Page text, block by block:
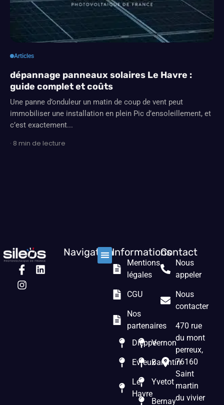
Articles
dépannage panneaux solaires Le Havre :
guide complet et coûts
Une panne d’onduleur un matin de coup de vent peut
immobiliser une installation en plein Pic d’ensoleillement, et
c’est exactement...
· 8 min de lecture
NavigationInformations
Mentions
légales
CGU
Nos
partenaires
Dieppe
Evreux
Le
Havre
Vernon
Barentin
Yvetot
Bernay
Contact
Nous
appeler
Nous
contacter
470 rue
du mont
perreux,
76160
Saint
martin
du vivier